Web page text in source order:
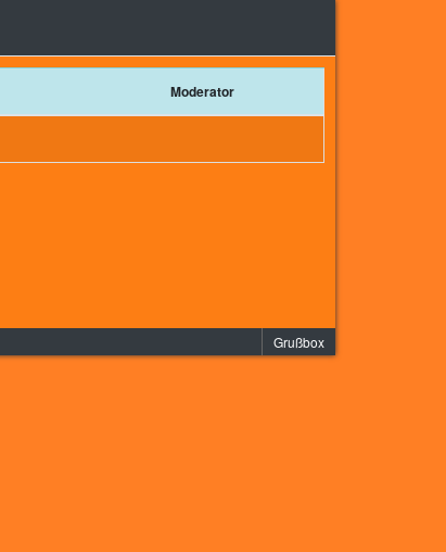
Moderator
Grußbox